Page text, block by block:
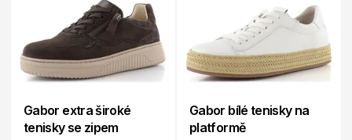
Gabor extra široké
tenisky se zipem
Gabor bílé tenisky na
platformě